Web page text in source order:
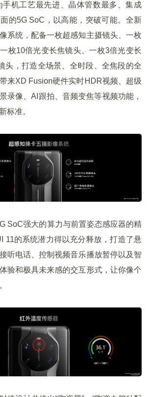
手机工艺最先进、晶体管数最多、集成
的5G SoC，以高能，突破可能。全新
系统，配备一枚超感知主摄镜头、一枚
枚10倍光变长焦镜头、一枚3倍光变长
头，打造全场景、全时段、全焦段的全
来XD Fusion硬件实时HDR视频、超级
录像、AI跟拍、音频变焦等视频功能，
标准。
SoC强大的算力与前置姿态感应器的精
11的系统潜力得以充分释放，打造了悬
听电话、控制视频音乐播放暂停以及智
验和极具未来感的交互形式，让你像个